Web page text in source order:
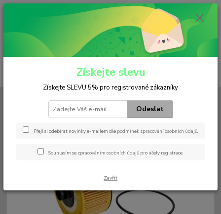
(Po-Pá, 6:30-15 hod.)
ks
0 Kč
HU 10 002 z
Získejte slevu
Získejte SLEVU 5% pro registrované zákazníky
Odeslat
Přeji si odebírat novinky e-mailem dle podmínek zpracování osobních údajů.
Souhlasím se zpracováním osobních údajů pro účely registrace.
Zavřít